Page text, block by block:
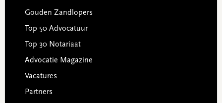
Gouden Zandlopers
Top 50 Advocatuur
Top 30 Notariaat
Advocatie Magazine
Vacatures
Partners